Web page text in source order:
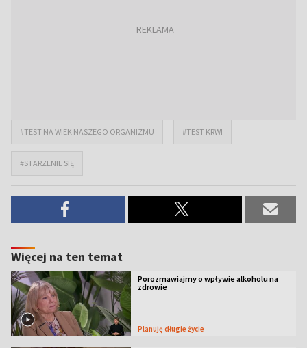
#TEST NA WIEK NASZEGO ORGANIZMU #TEST KRWI
#STARZENIE SIĘ
Więcej na ten temat
Porozmawiajmy o wpływie alkoholu na
zdrowie
Planuję długie życie